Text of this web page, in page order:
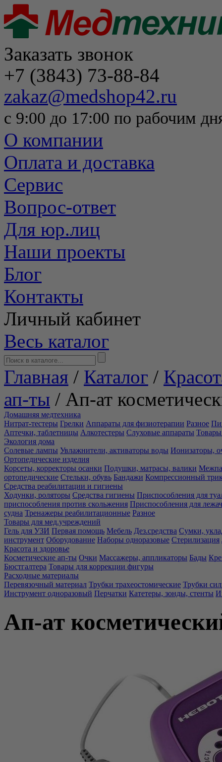
Заказать звонок
+7 (3843) 73-88-84
zakaz@medshop42.ru
с 9:00 до 17:00 по рабочим
О компании
Оплата и доставка
Сервис
Вопрос-ответ
Для юр.лиц
Наши проекты
Блог
Контакты
Личный кабинет
Весь каталог
Главная / Каталог /
ап-ты / Ап-ат
Домашняя медтехника
Нитрат-тестеры Грелки Аппараты для физиотерапии Разное
Аптечки, таблетницы Алкотестеры Слуховые аппараты Товары
Экология дома
Солевые лампы Увлажнители, активаторы воды Ионизаторы,
Ортопедические изделия
Корсеты, корректоры осанки Подушки, матрасы, валики
ортопедические Стельки, обувь Бандажи Компрессионный
Средства реабилитации и гигиены
Ходунки, роляторы Средства гигиены Приспособления для
приспособления против скольжения Приспособления для
судна Тренажеры реабилитационные Разное
Товары для мед.учреждений
Гель для УЗИ Первая помощь Мебель Дез.средства Сумки,
инструмент Оборудование Наборы одноразовые Стерилизация
Красота и здоровье
Косметические ап-ты Очки Массажеры, аппликаторы Бады
Бюстгалтера Товары для коррекции фигуры
Расходные материалы
Перевязочный материал Трубки трахеостомические Трубки
Инструмент одноразовый Перчатки Катетеры, зонды, стенты
Ап-ат